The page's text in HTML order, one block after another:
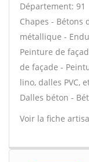
Département: 91
Chapes - Bétons
métallique -
Peinture de
de façade -
lino, dalles PVC,
Dalles béton -
Voir la fiche